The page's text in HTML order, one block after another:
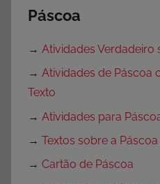
Páscoa
→ Atividades Verdadeiro
→ Atividades de Páscoa
Texto
→ Atividades para
→ Textos sobre a Páscoa
→ Cartão de Páscoa